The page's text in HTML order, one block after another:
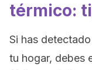
térmico:
Si has detectado
tu hogar, debes